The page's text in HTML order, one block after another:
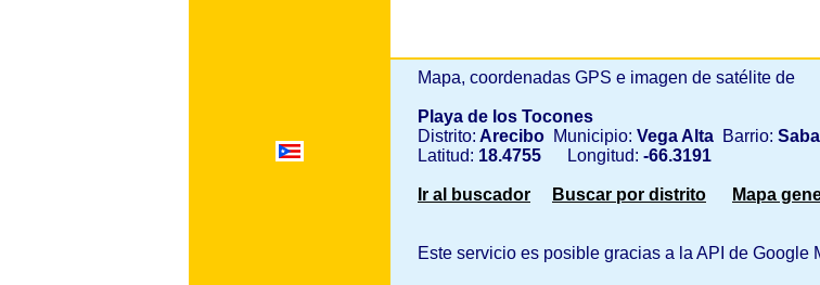
Mapa, coordenadas GPS e imagen de satélite de
Playa de los Tocones
Distrito: Arecibo Municipio: Vega Alta Barrio:
Latitud: 18.4755 Longitud: -66.3191
Ir al buscador Buscar por distrito Mapa
Este servicio es posible gracias a la API de Google